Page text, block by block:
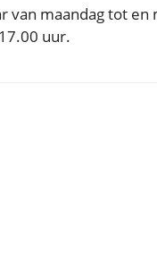
van maandag tot en
uur.